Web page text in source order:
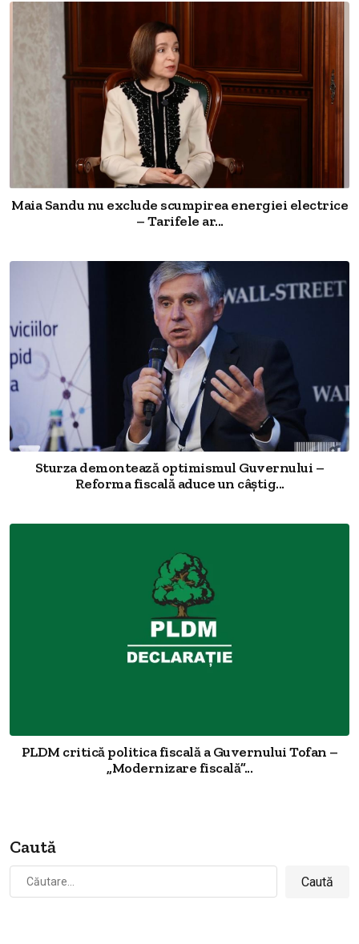
Maia Sandu nu exclude scumpirea energiei electrice
– Tarifele ar...
Sturza demontează optimismul Guvernului –
Reforma fiscală aduce un câștig...
PLDM critică politica fiscală a Guvernului Tofan –
„Modernizare fiscală”...
Caută
după: